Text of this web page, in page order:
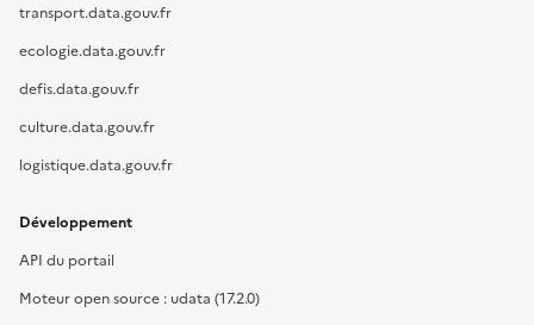
transport.data.gouv.fr
ecologie.data.gouv.fr
defis.data.gouv.fr
culture.data.gouv.fr
logistique.data.gouv.fr
Développement
API du portail
Moteur open source : udata (17.2.0)